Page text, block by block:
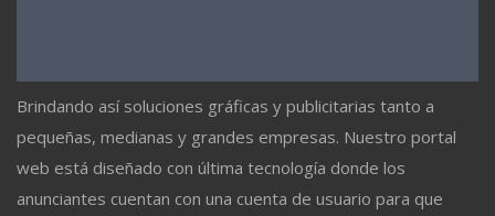
Brindando así soluciones gráficas y publicitarias tanto a
pequeñas, medianas y grandes empresas. Nuestro portal
web está diseñado con última tecnología donde los
anunciantes cuentan con una cuenta de usuario para que